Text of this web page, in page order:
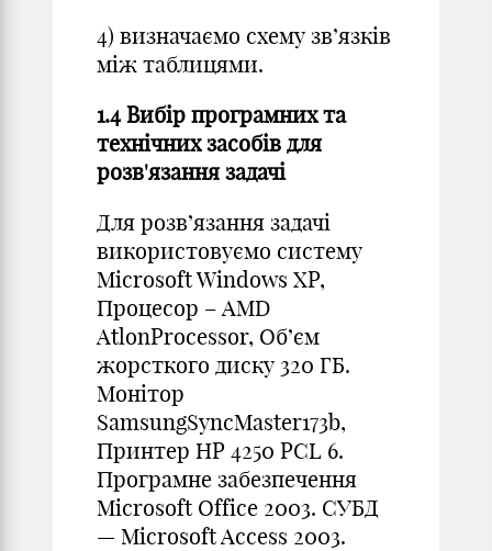
4) визначаємо схему зв’язків
між таблицями.
1.4 Вибір програмних та
технічних засобів для
розв'язання задачі
Для розв’язання задачі
використовуємо систему
Microsoft Windows ХР,
Процесор – AMD
AtlonProcessor, Об’єм
жорсткого диску 320 ГБ.
Монітор
SamsungSyncMaster173b,
Принтер HP 4250 PCL 6.
Програмне забезпечення
Microsoft Office 2003. СУБД
— Microsoft Access 2003.